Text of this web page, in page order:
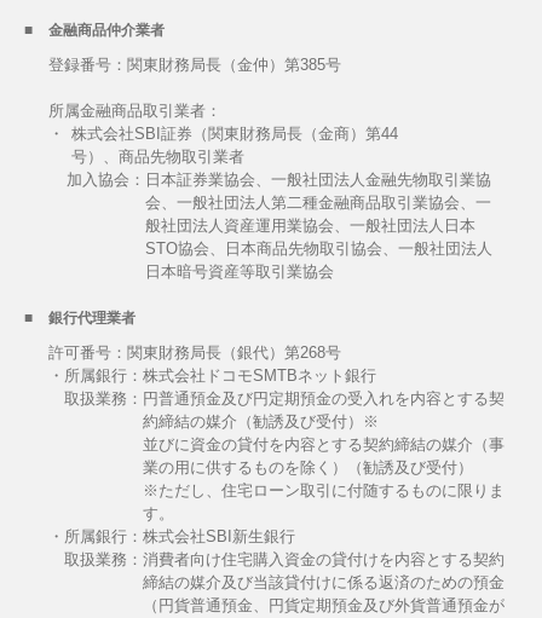
金融商品仲介業者
登録番号：関東財務局長（金仲）第385号
所属金融商品取引業者：
・
株式会社SBI証券（関東財務局長（金商）第44
号）、商品先物取引業者
加入協会： 日本証券業協会、一般社団法人金融先物取引業協
会、一般社団法人第二種金融商品取引業協会、一
般社団法人資産運用業協会、一般社団法人日本
STO協会、日本商品先物取引協会、一般社団法人
日本暗号資産等取引業協会
銀行代理業者
許可番号：関東財務局長（銀代）第268号
・所属銀行：株式会社ドコモSMTBネット銀行
取扱業務： 円普通預金及び円定期預金の受入れを内容とする契
約締結の媒介（勧誘及び受付）※
並びに資金の貸付を内容とする契約締結の媒介（事
業の用に供するものを除く）（勧誘及び受付）
※ただし、住宅ローン取引に付随するものに限りま
す。
・所属銀行：株式会社SBI新生銀行
取扱業務： 消費者向け住宅購入資金の貸付けを内容とする契約
締結の媒介及び当該貸付けに係る返済のための預金
（円貨普通預金、円貨定期預金及び外貨普通預金が